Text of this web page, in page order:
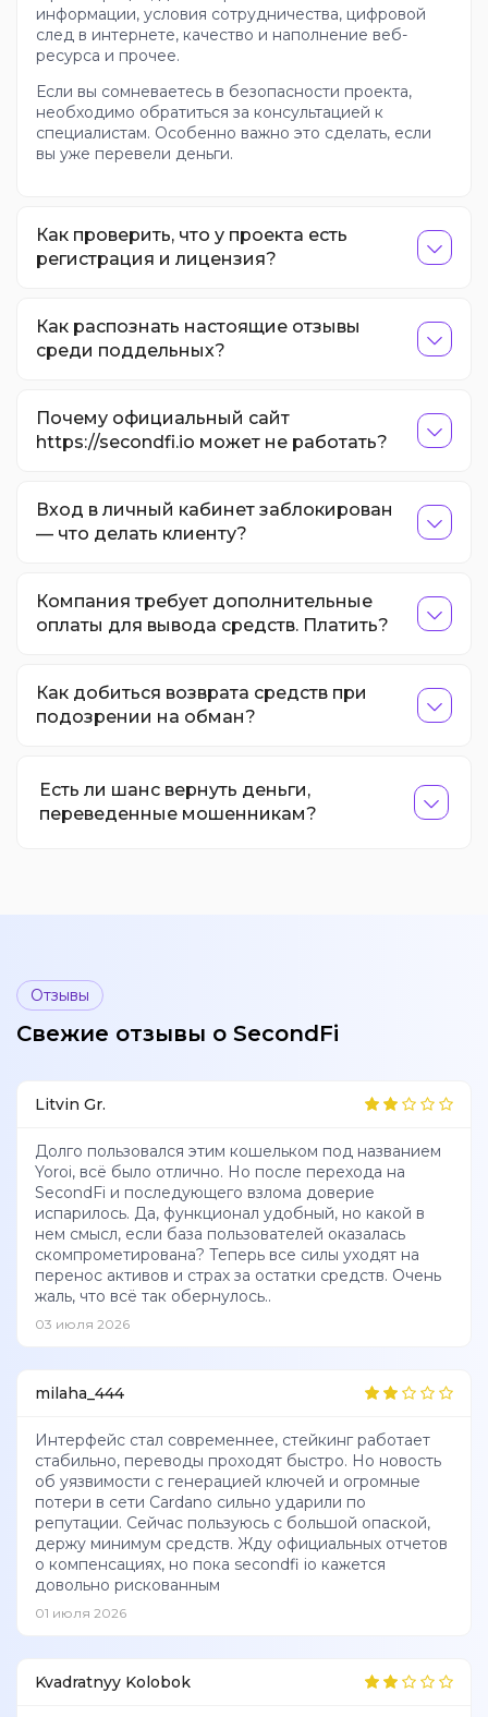
информации, условия сотрудничества, цифровой
след в интернете, качество и наполнение веб-
ресурса и прочее.
Если вы сомневаетесь в безопасности проекта,
необходимо обратиться за консультацией к
специалистам. Особенно важно это сделать, если
вы уже перевели деньги.
Как проверить, что у проекта есть
регистрация и лицензия?
Как распознать настоящие отзывы
среди поддельных?
Почему официальный сайт
https://secondfi.io может не работать?
Вход в личный кабинет заблокирован
— что делать клиенту?
Компания требует дополнительные
оплаты для вывода средств. Платить?
Как добиться возврата средств при
подозрении на обман?
Есть ли шанс вернуть деньги,
переведенные мошенникам?
Отзывы
Свежие отзывы о SecondFi
Litvin Gr.
Долго пользовался этим кошельком под названием
Yoroi, всё было отлично. Но после перехода на
SecondFi и последующего взлома доверие
испарилось. Да, функционал удобный, но какой в
нем смысл, если база пользователей оказалась
скомпрометирована? Теперь все силы уходят на
перенос активов и страх за остатки средств. Очень
жаль, что всё так обернулось..
03 июля 2026
milaha_444
Интерфейс стал современнее, стейкинг работает
стабильно, переводы проходят быстро. Но новость
об уязвимости с генерацией ключей и огромные
потери в сети Cardano сильно ударили по
репутации. Сейчас пользуюсь с большой опаской,
держу минимум средств. Жду официальных отчетов
о компенсациях, но пока secondfi io кажется
довольно рискованным
01 июля 2026
Kvadratnyy Kolobok